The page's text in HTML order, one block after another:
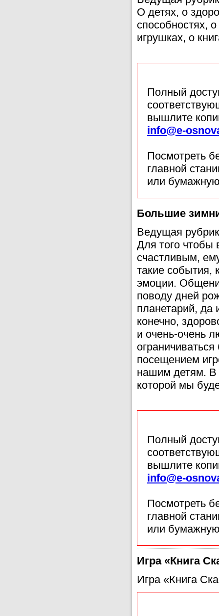
О детях, о
способностях,
игрушках, о
Полный
вышлите
info@e-
Посмотреть
главной
или
Большие
Ведущая
Для того
счастливым,
такие события,
эмоции.
поводу дней
планетарий, да
конечно,
и очень-очень
посещением
нашим детям. В
которой мы
Полный
вышлите
info@e-
Посмотреть
главной
или
Игра «Книга
Игра «Книга